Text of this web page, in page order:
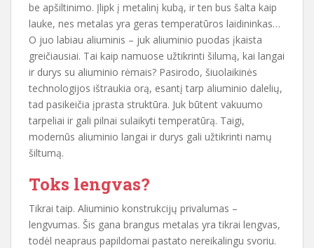
be apšiltinimo. Įlipk į metalinį kubą, ir ten bus šalta kaip
lauke, nes metalas yra geras temperatūros laidininkas…
O juo labiau aliuminis – juk aliuminio puodas įkaista
greičiausiai. Tai kaip namuose užtikrinti šilumą, kai langai
ir durys su aliuminio rėmais? Pasirodo, šiuolaikinės
technologijos ištraukia orą, esantį tarp aliuminio dalelių,
tad pasikeičia įprasta struktūra. Juk būtent vakuumo
tarpeliai ir gali pilnai sulaikyti temperatūrą. Taigi,
modernūs aliuminio langai ir durys gali užtikrinti namų
šiltumą.
Toks lengvas?
Tikrai taip. Aliuminio konstrukcijų privalumas –
lengvumas. Šis gana brangus metalas yra tikrai lengvas,
todėl neapraus papildomai pastato nereikalingu svoriu.